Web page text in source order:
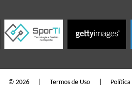
© 2026 | Termos de Uso Política